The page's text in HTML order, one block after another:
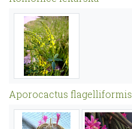
Aporocactus flagelliformis